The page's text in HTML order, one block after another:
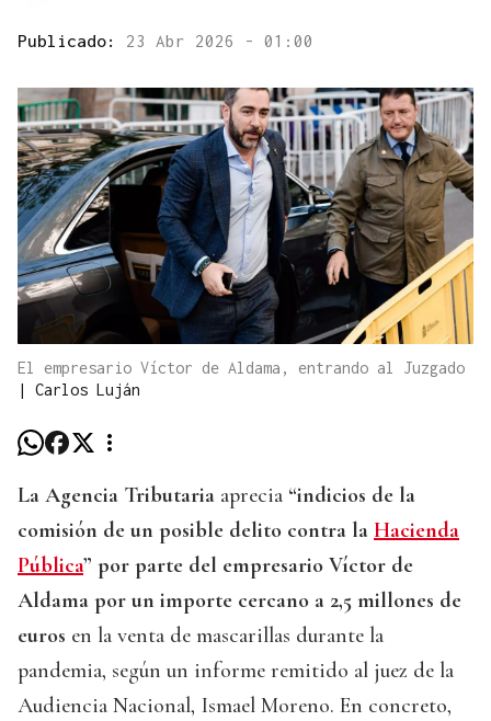
Publicado: 23 Abr 2026 - 01:00
El empresario Víctor de Aldama, entrando al Juzgado
| Carlos Luján
La Agencia Tributaria aprecia “indicios de la
comisión de un posible delito contra la Hacienda
Pública” por parte del empresario Víctor de
Aldama por un importe cercano a 2,5 millones de
euros en la venta de mascarillas durante la
pandemia, según un informe remitido al juez de la
Audiencia Nacional, Ismael Moreno. En concreto,